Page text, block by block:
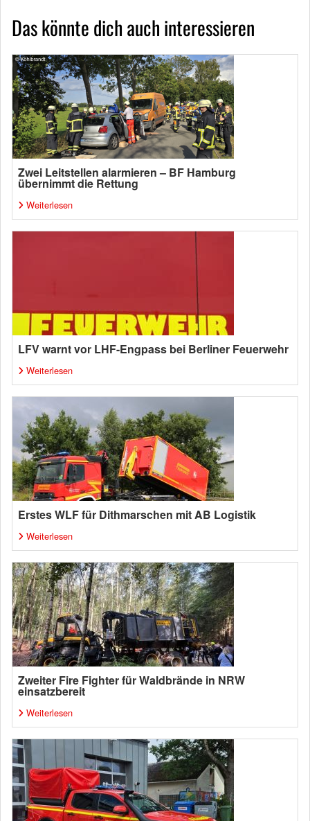
Das könnte dich auch interessieren
Zwei Leitstellen alarmieren – BF Hamburg
übernimmt die Rettung
Weiterlesen
LFV warnt vor LHF-Engpass bei Berliner Feuerwehr
Weiterlesen
Erstes WLF für Dithmarschen mit AB Logistik
Weiterlesen
Zweiter Fire Fighter für Waldbrände in NRW
einsatzbereit
Weiterlesen